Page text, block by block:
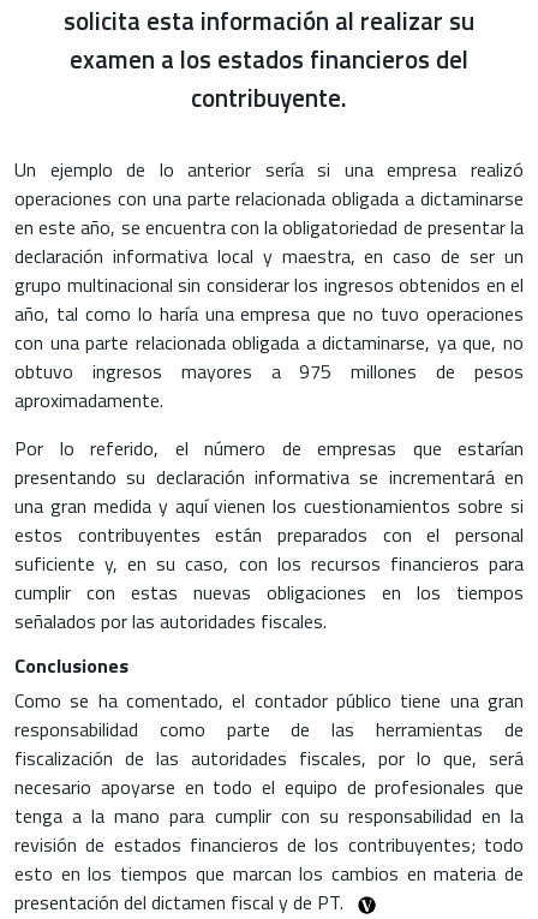
solicita esta información al realizar su
examen a los estados financieros del
contribuyente.
Un ejemplo de lo anterior sería si una empresa realizó
operaciones con una parte relacionada obligada a dictaminarse
en este año, se encuentra con la obligatoriedad de presentar la
declaración informativa local y maestra, en caso de ser un
grupo multinacional sin considerar los ingresos obtenidos en el
año, tal como lo haría una empresa que no tuvo operaciones
con una parte relacionada obligada a dictaminarse, ya que, no
obtuvo ingresos mayores a 975 millones de pesos
aproximadamente.
Por lo referido, el número de empresas que estarían
presentando su declaración informativa se incrementará en
una gran medida y aquí vienen los cuestionamientos sobre si
estos contribuyentes están preparados con el personal
suficiente y, en su caso, con los recursos financieros para
cumplir con estas nuevas obligaciones en los tiempos
señalados por las autoridades fiscales.
Conclusiones
Como se ha comentado, el contador público tiene una gran
responsabilidad como parte de las herramientas de
fiscalización de las autoridades fiscales, por lo que, será
necesario apoyarse en todo el equipo de profesionales que
tenga a la mano para cumplir con su responsabilidad en la
revisión de estados financieros de los contribuyentes; todo
esto en los tiempos que marcan los cambios en materia de
presentación del dictamen fiscal y de PT.